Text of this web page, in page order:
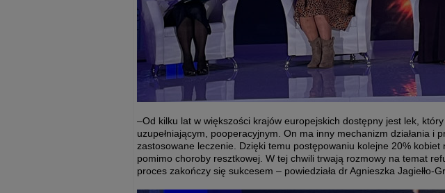
–Od kilku lat w większości krajów europejskich dostępny jest lek,
uzupełniającym, pooperacyjnym. On ma inny mechanizm działania i
zastosowane leczenie. Dzięki temu postępowaniu kolejne 20% kobiet
pomimo choroby resztkowej. W tej chwili trwają rozmowy na temat
proces zakończy się sukcesem – powiedziała dr Agnieszka Jagiełło-